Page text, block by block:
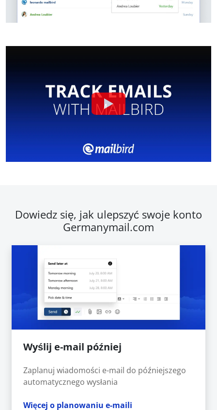
Dowiedz się, jak ulepszyć swoje konto
Germanymail.com
Wyślij e-mail później
Zaplanuj wiadomości e-mail do późniejszego
automatycznego wysłania
Więcej o planowaniu e-maili